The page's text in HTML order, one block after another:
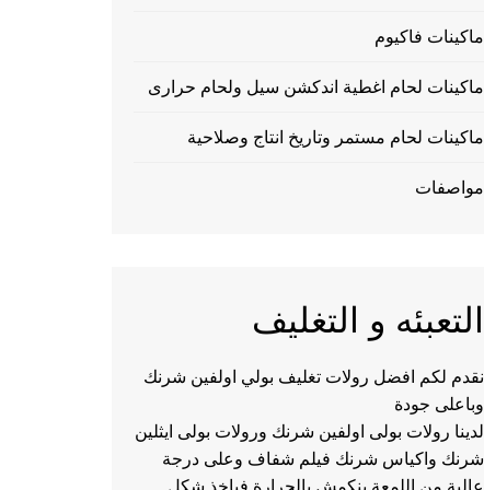
ماكينات فاكيوم
ماكينات لحام اغطية اندكشن سيل ولحام حرارى
ماكينات لحام مستمر وتاريخ انتاج وصلاحية
مواصفات
التعبئه و التغليف
نقدم لكم افضل رولات تغليف بولي اولفين شرنك
وباعلى جودة
لدينا رولات بولى اولفين شرنك ورولات بولى ايثلين
شرنك واكياس شرنك فيلم شفاف وعلى درجة
عالية من اللمعة ينكمش بالحرارة فياخذ شكل